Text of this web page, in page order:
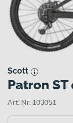
Scott
Patron ST
Art. Nr. 103051